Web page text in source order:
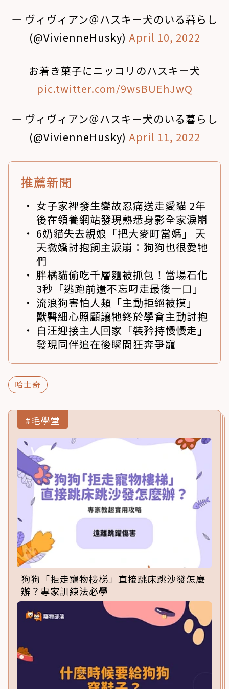
— ヴィヴィアン＠ハスキー犬のいる暮らし
(@VivienneHusky) April 10, 2022
お着き菓子にニッコリのハスキー犬
pic.twitter.com/9wsBUEhJwQ
— ヴィヴィアン＠ハスキー犬のいる暮らし
(@VivienneHusky) April 11, 2022
推薦新聞
女子家裡發生變故忍痛送走愛貓 2年
後在領養網站發現熟悉身影全家淚崩
6奶貓失去親娘「把大麥町當媽」 天
天撒嬌討抱飼主淚崩：狗狗也很愛牠
們
胖橘貓偷吃千層麵被抓包！當場石化
3秒「逃跑前還不忘叼走最後一口」
流浪狗害怕人類「主動拒絕被摸」
獸醫細心照顧讓牠終於學會主動討抱
白汪迎接主人回家「裝矜持慢慢走」
發現同伴追在後瞬間狂奔爭寵
哈士奇
#毛學堂
狗狗「拒走寵物樓梯」直接跳床跳沙發怎麼
辦？專家訓練法必學